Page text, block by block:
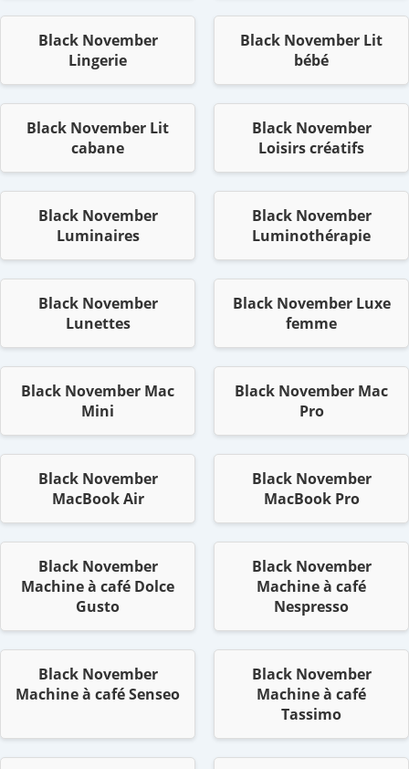
Black November
Lingerie
Black November Lit
bébé
Black November Lit
cabane
Black November
Loisirs créatifs
Black November
Luminaires
Black November
Luminothérapie
Black November
Lunettes
Black November Luxe
femme
Black November Mac
Mini
Black November Mac
Pro
Black November
MacBook Air
Black November
MacBook Pro
Black November
Machine à café Dolce
Gusto
Black November
Machine à café
Nespresso
Black November
Machine à café Senseo
Black November
Machine à café
Tassimo